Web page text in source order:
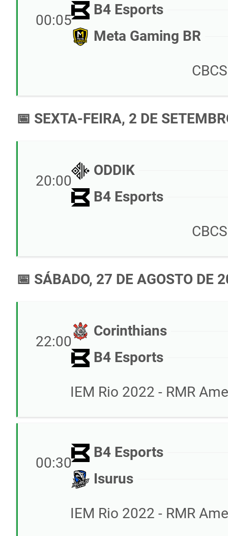
00:05
B4 Esports
Meta Gaming BR
📅 SEXTA-FEIRA, 2 DE
20:00
ODDIK
B4 Esports
📅 SÁBADO, 27 DE AGOSTO DE
22:00
Corinthians
B4 Esports
IEM Rio 2022 - RMR
00:30
B4 Esports
Isurus
IEM Rio 2022 - RMR